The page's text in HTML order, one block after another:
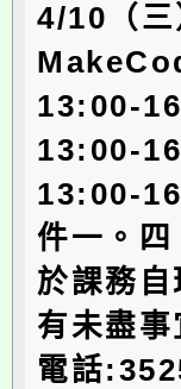
4/10（
13:00-
13:00-
13:00-
件一。
於課務
有未盡
電話